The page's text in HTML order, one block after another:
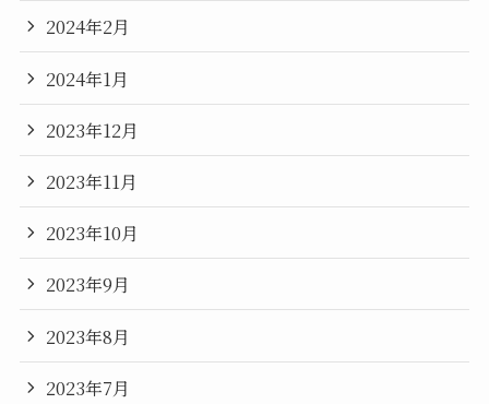
2024年2月
2024年1月
2023年12月
2023年11月
2023年10月
2023年9月
2023年8月
2023年7月